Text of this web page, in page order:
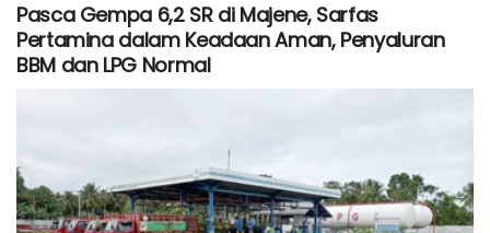
Pasca Gempa 6,2 SR di Majene, Sarfas
Pertamina dalam Keadaan Aman, Penyaluran
BBM dan LPG Normal